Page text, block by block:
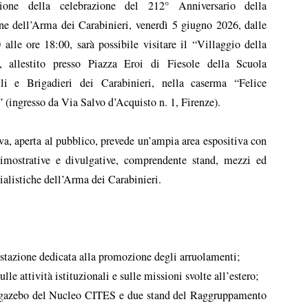
della celebrazione del 212° Anniversario della
dell’Arma dei Carabinieri, venerdì 5 giugno 2026, dalle
alle ore 18:00, sarà possibile visitare il “Villaggio della
allestito presso Piazza Eroi di Fiesole della Scuola
e Brigadieri dei Carabinieri, nella caserma “Felice
(ingresso da Via Salvo d’Acquisto n. 1, Firenze).
aperta al pubblico, prevede un’ampia area espositiva con
e divulgative, comprendente stand, mezzi ed
dell’Arma dei Carabinieri.
dedicata alla promozione degli arruolamenti;
attività istituzionali e sulle missioni svolte all’estero;
del Nucleo CITES e due stand del Raggruppamento